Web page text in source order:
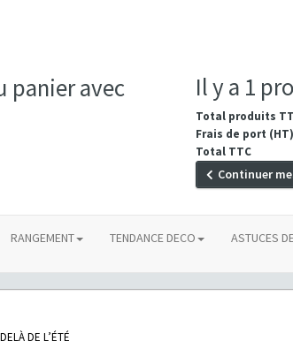
panier avec
Il y a 1
Total produits
Frais de port (HT)
Total TTC
Continuer
RANGEMENT TENDANCE DECO ASTUCES
DE L’ÉTÉ